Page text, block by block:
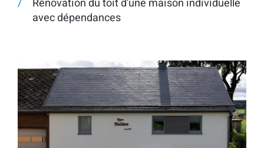
Rénovation du toit d'une maison individuelle
avec dépendances